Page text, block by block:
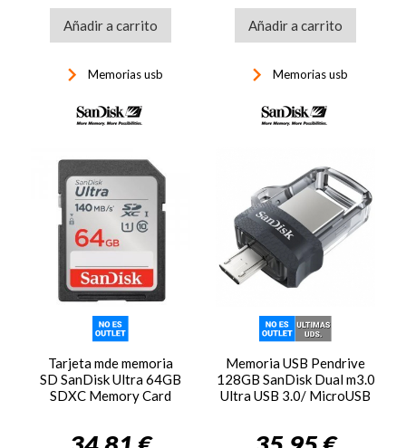
Añadir a carrito
keyboard_arrow_right Memorias usb
Añadir a carrito
keyboard_arrow_right Memorias usb
Tarjeta mde memoria
SD SanDisk Ultra 64GB
SDXC Memory Card
Memoria USB Pendrive
128GB SanDisk Dual m3.0
Ultra USB 3.0/ MicroUSB